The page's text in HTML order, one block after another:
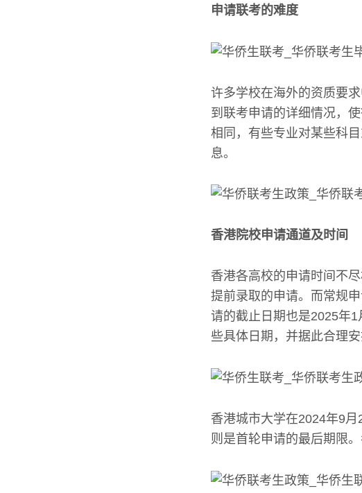
申请联考的难度
许多学校在海外的资质要
到联考申请的详细情况，
相同，有些专业对某些科
息。
香港院校申请通道及时间
香港各高校的申请时间不
提前录取的申请。而常规
请的截止日期也是2025年
些具体日期，并据此合理安
香港城市大学在2024年9
则是首轮申请的最后期限